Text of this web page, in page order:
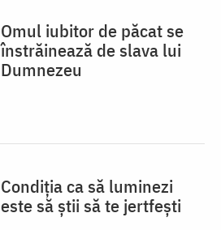
Omul iubitor de păcat se
înstrăinează de slava lui
Dumnezeu
Condiția ca să luminezi
este să știi să te jertfești